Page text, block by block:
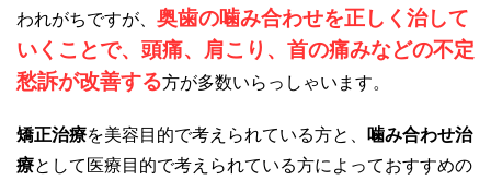
われがちですが、 奥歯の噛み合わせを正しく治して
いくことで、頭痛、肩こり、首の痛みなどの不定
愁訴が改善する方が多数いらっしゃいます。
矯正治療を美容目的で考えられている方と、 噛み合わせ治
療として医療目的で考えられている方によっておすすめの